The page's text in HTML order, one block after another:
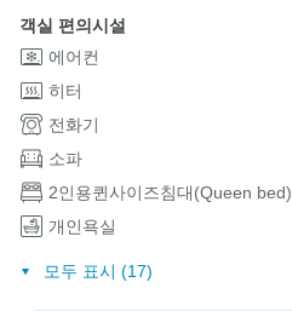
객실 편의시설
에어컨
히터
전화기
소파
2인용퀸사이즈침대(Queen bed)
개인욕실
모두 표시 (17)